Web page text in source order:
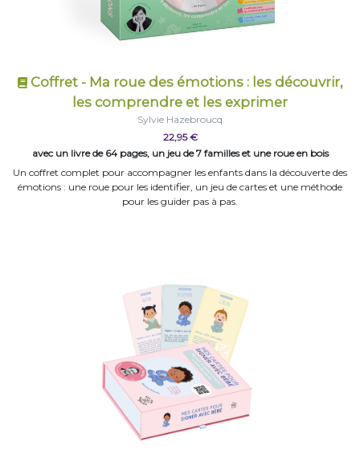
Coffret - Ma roue des émotions : les découvrir,
les comprendre et les exprimer
Sylvie Hazebroucq
22,95 €
avec un livre de 64 pages, un jeu de 7 familles et une roue en bois
Un coffret complet pour accompagner les enfants dans la découverte des
émotions : une roue pour les identifier, un jeu de cartes et une méthode
pour les guider pas à pas.